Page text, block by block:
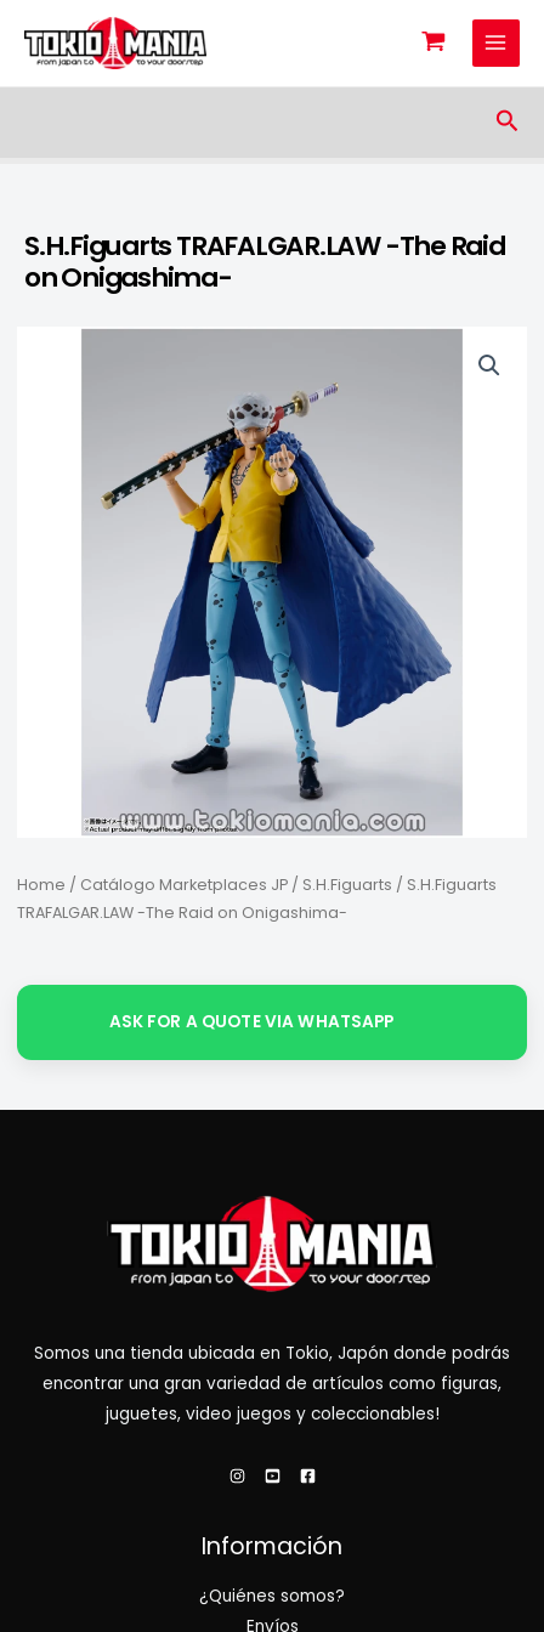
Skip to content
S.H.Figuarts TRAFALGAR.LAW -The Raid
on Onigashima-
Home / Catálogo Marketplaces JP/ S.H.Figuarts / S.H.Figuarts
TRAFALGAR.LAW -The Raid on Onigashima-
ASK FOR A QUOTE VIA WHATSAPP
Somos una tienda ubicada en Tokio, Japón donde podrás
encontrar una gran variedad de artículos como figuras,
juguetes, video juegos y coleccionables!
Información
¿Quiénes somos?
Envíos